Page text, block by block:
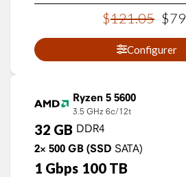
$121.05 $79
Configurer
Ryzen 5 5600
3.5 GHz 6c/12t
32 GB DDR4
2× 500 GB (SSD SATA)
1 Gbps 100 TB